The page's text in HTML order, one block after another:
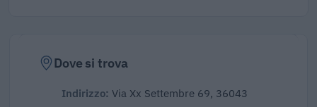
Dove si trova
Indirizzo: Via Xx Settembre 69, 36043